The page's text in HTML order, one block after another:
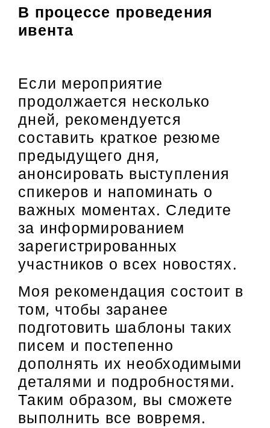
В процессе проведения
ивента
Если мероприятие
продолжается несколько
дней, рекомендуется
составить краткое резюме
предыдущего дня,
анонсировать выступления
спикеров и напоминать о
важных моментах. Следите
за информированием
зарегистрированных
участников о всех новостях.
Моя рекомендация состоит в
том, чтобы заранее
подготовить шаблоны таких
писем и постепенно
дополнять их необходимыми
деталями и подробностями.
Таким образом, вы сможете
выполнить все вовремя.